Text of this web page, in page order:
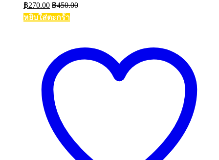
฿270.00 ฿450.00
หยิบใส่ตะกร้า